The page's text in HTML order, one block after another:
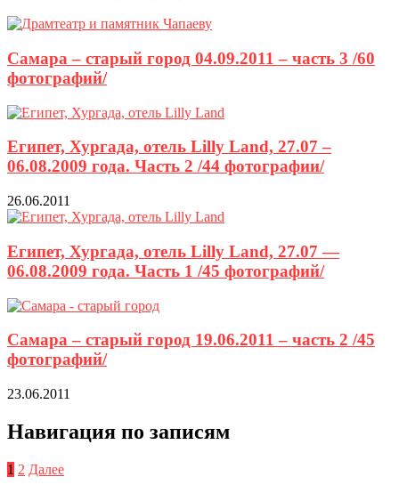
Самара – старый город 04.09.2011 – часть 3 /60
фотографий/
Египет, Хургада, отель Lilly Land, 27.07 –
06.08.2009 года. Часть 2 /44 фотографии/
26.06.2011
Египет, Хургада, отель Lilly Land, 27.07 —
06.08.2009 года. Часть 1 /45 фотографий/
Самара – старый город 19.06.2011 – часть 2 /45
фотографий/
23.06.2011
Навигация по записям
1 2 Далее